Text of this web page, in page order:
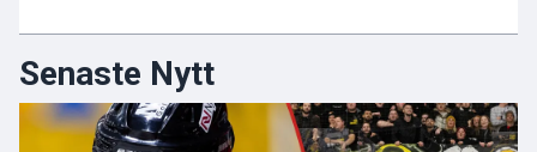
Senaste Nytt